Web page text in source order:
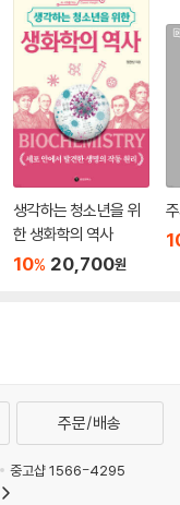
생각하는 청소년을 위
한 생화학의 역사
10% 20,700원
주문/배송
중고샵 1566-4295